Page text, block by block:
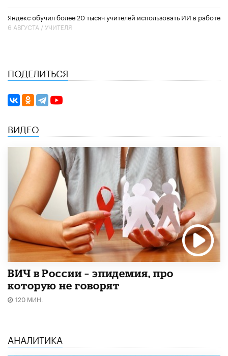
​Яндекс обучил более 20 тысяч учителей использовать ИИ в работе
6 АВГУСТА /УЧИТЕЛЯ
ПОДЕЛИТЬСЯ
ВИДЕО
ВИЧ в России – эпидемия, про
которую не говорят
120 МИН.
АНАЛИТИКА